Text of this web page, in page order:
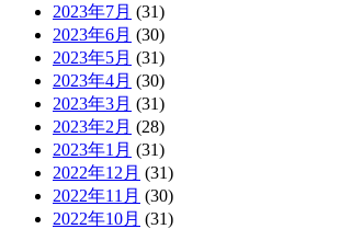
2023年7月 (31)
2023年6月 (30)
2023年5月 (31)
2023年4月 (30)
2023年3月 (31)
2023年2月 (28)
2023年1月 (31)
2022年12月 (31)
2022年11月 (30)
2022年10月 (31)